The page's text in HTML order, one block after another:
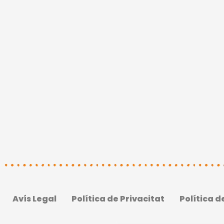
Avís Legal Política de Privacitat Política